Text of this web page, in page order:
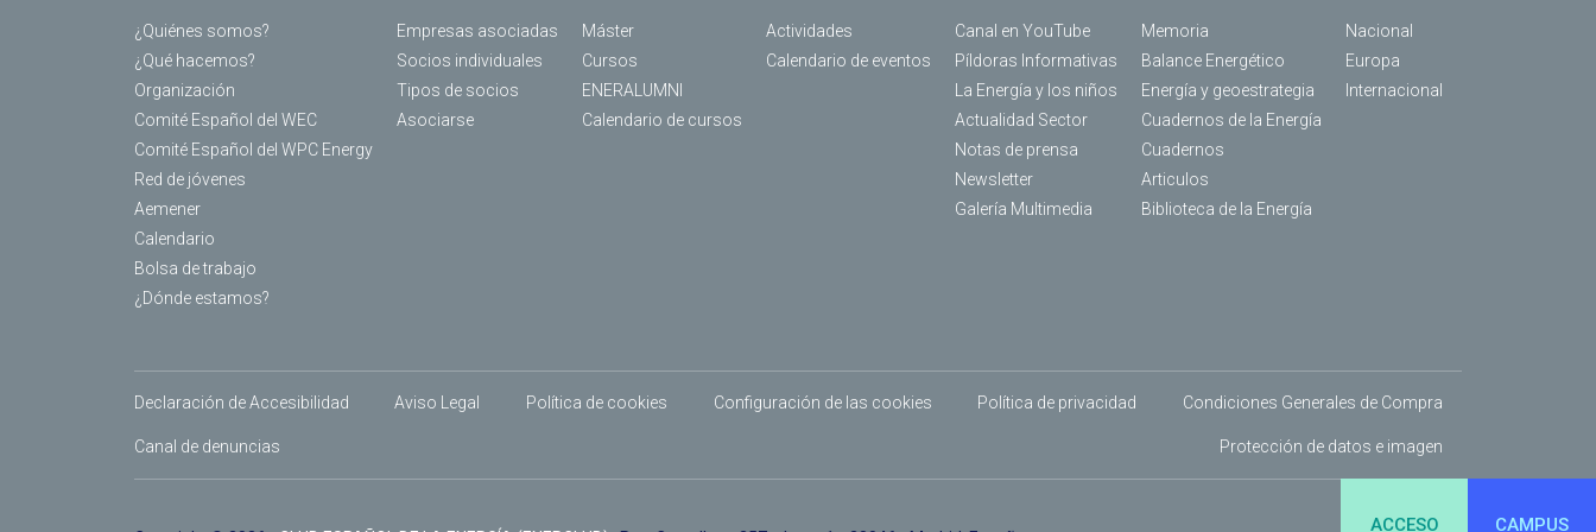
¿Quiénes somos?
¿Qué hacemos?
Organización
Comité Español del WEC
Comité Español del WPC Energy
Red de jóvenes
Aemener
Calendario
Bolsa de trabajo
¿Dónde estamos?
Empresas asociadas
Socios individuales
Tipos de socios
Asociarse
Máster
Cursos
ENERALUMNI
Calendario de cursos
Actividades
Calendario de eventos
Canal en YouTube
Píldoras Informativas
La Energía y los niños
Actualidad Sector
Notas de prensa
Newsletter
Galería Multimedia
Memoria
Balance Energético
Energía y geoestrategia
Cuadernos de la Energía
Cuadernos
Articulos
Biblioteca de la Energía
Nacional
Europa
Internacional
Declaración de Accesibilidad Aviso Legal Política de cookies Configuración de las cookies Política de privacidad Condiciones Generales de Compra
Canal de denuncias Protección de datos e imagen
ACCESO CAMPUS